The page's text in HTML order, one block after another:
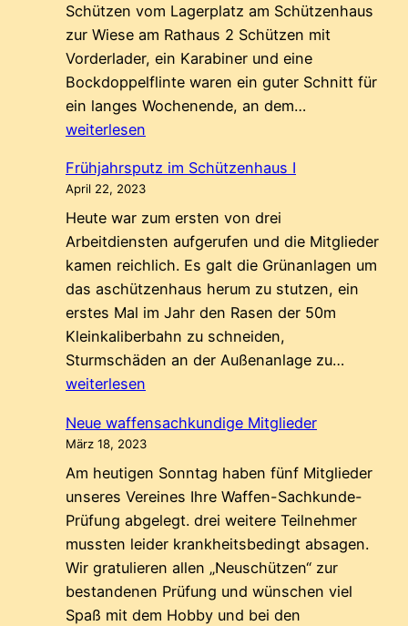
Schützen vom Lagerplatz am Schützenhaus
zur Wiese am Rathaus 2 Schützen mit
Vorderlader, ein Karabiner und eine
Bockdoppelflinte waren ein guter Schnitt für
ein langes Wochenende, an dem…
weiterlesen
Frühjahrsputz im Schützenhaus I
April 22, 2023
Heute war zum ersten von drei
Arbeitdiensten aufgerufen und die Mitglieder
kamen reichlich. Es galt die Grünanlagen um
das aschützenhaus herum zu stutzen, ein
erstes Mal im Jahr den Rasen der 50m
Kleinkaliberbahn zu schneiden,
Sturmschäden an der Außenanlage zu…
weiterlesen
Neue waffensachkundige Mitglieder
März 18, 2023
Am heutigen Sonntag haben fünf Mitglieder
unseres Vereines Ihre Waffen-Sachkunde-
Prüfung abgelegt. drei weitere Teilnehmer
mussten leider krankheitsbedingt absagen.
Wir gratulieren allen „Neuschützen“ zur
bestandenen Prüfung und wünschen viel
Spaß mit dem Hobby und bei den